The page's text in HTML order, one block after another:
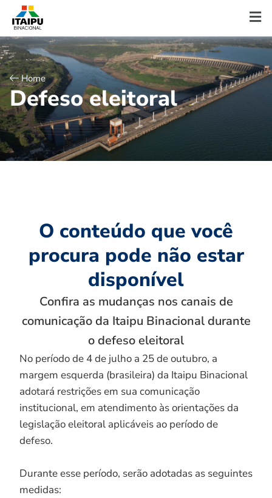
Home
Defeso eleitoral
O conteúdo que você
procura pode não estar
disponível
Confira as mudanças nos canais de
comunicação da Itaipu Binacional durante
o defeso eleitoral
No período de 4 de julho a 25 de outubro, a
margem esquerda (brasileira) da Itaipu Binacional
adotará restrições em sua comunicação
institucional, em atendimento às orientações da
legislação eleitoral aplicáveis ao período de
defeso.
Durante esse período, serão adotadas as seguintes
medidas: